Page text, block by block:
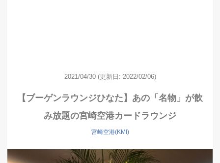
2021/04/30 (更新日: 2022/02/06)
【ブーゲンラウンジひなた】あの「名物」が飲
み放題の宮崎空港カードラウンジ
宮崎空港(KMI)